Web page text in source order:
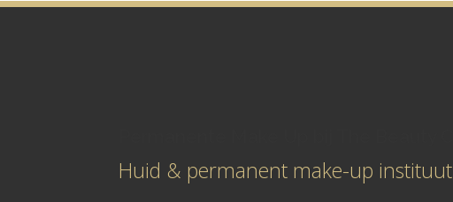
Huid & permanent make-up instituut